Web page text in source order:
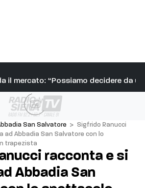
il mercato: “Possiamo decidere da
rispetto per la professionalità”
Ad
San Salvatore > Sigfrido Ranucci
ad Abbadia San Salvatore con lo
trapezista
racconta e si
Abbadia San